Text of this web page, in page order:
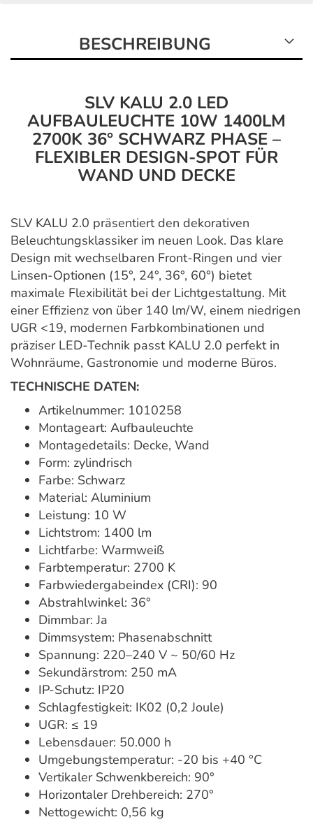
BESCHREIBUNG
SLV KALU 2.0 LED
AUFBAULEUCHTE 10W 1400LM
2700K 36° SCHWARZ PHASE –
FLEXIBLER DESIGN-SPOT FÜR
WAND UND DECKE
SLV KALU 2.0 präsentiert den dekorativen
Beleuchtungsklassiker im neuen Look. Das klare
Design mit wechselbaren Front-Ringen und vier
Linsen-Optionen (15°, 24°, 36°, 60°) bietet
maximale Flexibilität bei der Lichtgestaltung. Mit
einer Effizienz von über 140 lm/W, einem niedrigen
UGR <19, modernen Farbkombinationen und
präziser LED-Technik passt KALU 2.0 perfekt in
Wohnräume, Gastronomie und moderne Büros.
TECHNISCHE DATEN:
Artikelnummer: 1010258
Montageart: Aufbauleuchte
Montagedetails: Decke, Wand
Form: zylindrisch
Farbe: Schwarz
Material: Aluminium
Leistung: 10 W
Lichtstrom: 1400 lm
Lichtfarbe: Warmweiß
Farbtemperatur: 2700 K
Farbwiedergabeindex (CRI): 90
Abstrahlwinkel: 36°
Dimmbar: Ja
Dimmsystem: Phasenabschnitt
Spannung: 220–240 V ~ 50/60 Hz
Sekundärstrom: 250 mA
IP-Schutz: IP20
Schlagfestigkeit: IK02 (0,2 Joule)
UGR: ≤ 19
Lebensdauer: 50.000 h
Umgebungstemperatur: -20 bis +40 °C
Vertikaler Schwenkbereich: 90°
Horizontaler Drehbereich: 270°
Nettogewicht: 0,56 kg